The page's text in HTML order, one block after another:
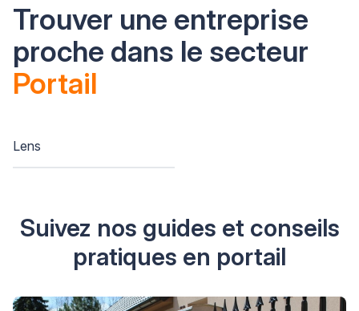
Trouver une entreprise
proche dans le secteur
Portail
Lens
Suivez nos guides et conseils
pratiques en portail